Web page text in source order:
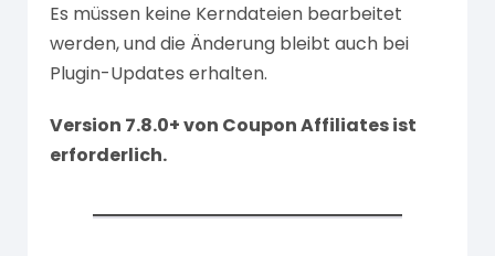
Es müssen keine Kerndateien bearbeitet
werden, und die Änderung bleibt auch bei
Plugin-Updates erhalten.
Version 7.8.0+ von Coupon Affiliates ist
erforderlich.